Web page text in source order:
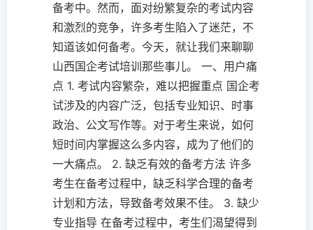
备考中。然而，面对纷繁复杂的考试内容
和激烈的竞争，许多考生陷入了迷茫，不
知道该如何备考。今天，就让我们来聊聊
山西国企考试培训那些事儿。 一、用户痛
点 1. 考试内容繁杂，难以把握重点 国企考
试涉及的内容广泛，包括专业知识、时事
政治、公文写作等。对于考生来说，如何
短时间内掌握这么多内容，成为了他们的
一大痛点。 2. 缺乏有效的备考方法 许多
考生在备考过程中，缺乏科学合理的备考
计划和方法，导致备考效果不佳。 3. 缺少
专业指导 在备考过程中，考生们渴望得到